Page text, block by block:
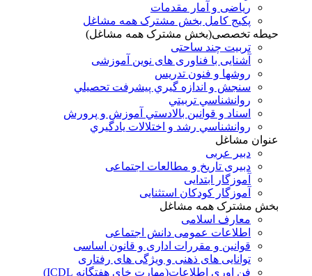
ریاضی و آمار مقدمات
پکیج کامل بخش مشترک همه مشاغل
حیطه تخصصی(بخش مشترک همه مشاغل)
تربیت چند ساحتی
آشنایی با فناوری های نوین آموزشی
روشها و فنون تدريس
سنجش و اندازه گيري پيشرفت تحصيلي
روانشناسي تربيتي
اسناد و قوانين بالادستي آموزش و پرورش
روانشناسي رشد و اختلالات يادگيري
عنوان مشاغل
دبير عربی
دبیری تاریخ و مطالعات اجتماعی
آموزگار ابتدایی
آموزگار کودکان استثنایی
بخش مشترک همه مشاغل
معارف اسلامی
اطلاعات عمومی دانش اجتماعی
قوانین و مقررات اداری و قانون اساسی
توانایی های ذهنی و ویژگی های رفتاری
فن اوری اطلاعات(مهارت خای هفتگانه ICDL)